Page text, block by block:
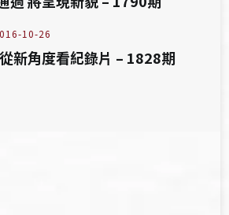
10-26
新角度看紀錄片 – 1828期